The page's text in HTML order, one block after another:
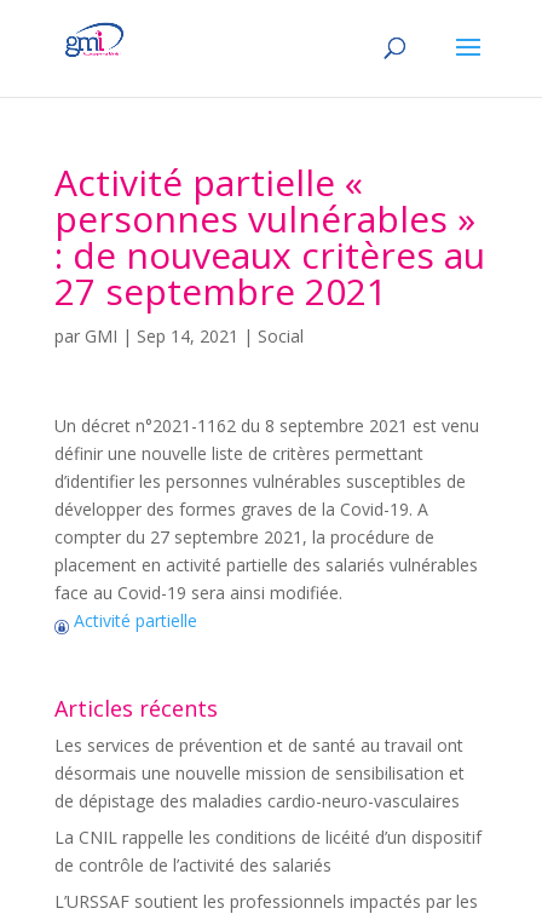
Activité partielle «
personnes vulnérables »
: de nouveaux critères au
27 septembre 2021
par GMI | Sep 14, 2021 | Social
Un décret n°2021-1162 du 8 septembre 2021 est venu
définir une nouvelle liste de critères permettant
d’identifier les personnes vulnérables susceptibles de
développer des formes graves de la Covid-19. A
compter du 27 septembre 2021, la procédure de
placement en activité partielle des salariés vulnérables
face au Covid-19 sera ainsi modifiée.
Activité partielle
Articles récents
Les services de prévention et de santé au travail ont
désormais une nouvelle mission de sensibilisation et
de dépistage des maladies cardio-neuro-vasculaires
La CNIL rappelle les conditions de licéité d’un dispositif
de contrôle de l’activité des salariés
L’URSSAF soutient les professionnels impactés par les